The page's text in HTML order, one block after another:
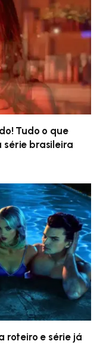
Tudo o que
série brasileira
roteiro e série já